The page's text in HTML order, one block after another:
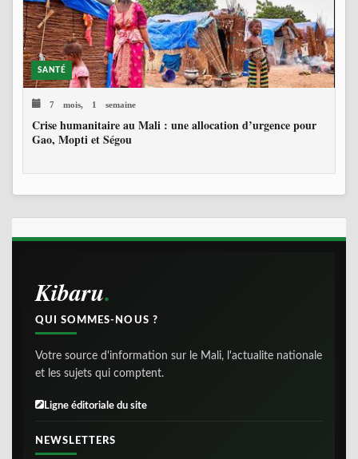
SANTÉ
7 mois, 1 semaine
Crise humanitaire au Mali : une allocation d’urgence pour
Gao, Mopti et Ségou
Kibaru
QUI SOMMES-NOUS ?
Votre source d'information sur le Mali, l'actualite nationale
et les sujets qui comptent.
Ligne éditoriale du site
NEWSLETTERS